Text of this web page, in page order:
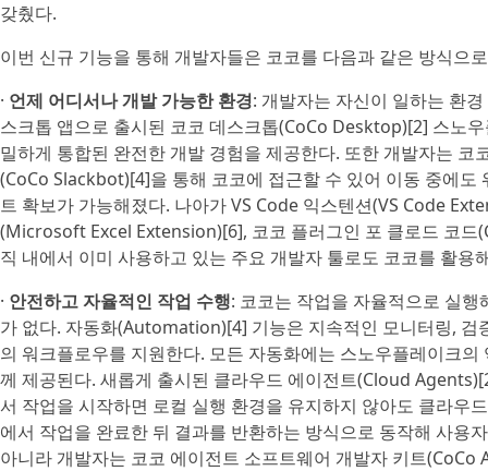
갖췄다.
이번 신규 기능을 통해 개발자들은 코코를 다음과 같은 방식으
· 언제 어디서나 개발 가능한 환경: 개발자는 자신이 일하는 환
스크톱 앱으로 출시된 코코 데스크톱(CoCo Desktop)[2] 스노
밀하게 통합된 완전한 개발 경험을 제공한다. 또한 개발자는
(CoCo Slackbot)[4]을 통해 코코에 접근할 수 있어 이동 중에
트 확보가 가능해졌다. 나아가 VS Code 익스텐션(VS Code
(Microsoft Excel Extension)[6], 코코 플러그인 포 클로드 코
직 내에서 이미 사용하고 있는 주요 개발자 툴로도 코코를 활용
· 안전하고 자율적인 작업 수행: 코코는 작업을 자율적으로 실
가 없다. 자동화(Automation)[4] 기능은 지속적인 모니터링, 검
의 워크플로우를 지원한다. 모든 자동화에는 스노우플레이크
께 제공된다. 새롭게 출시된 클라우드 에이전트(Cloud
서 작업을 시작하면 로컬 실행 환경을 유지하지 않아도 클라우
에서 작업을 완료한 뒤 결과를 반환하는 방식으로 동작해 사용
아니라 개발자는 코코 에이전트 소프트웨어 개발자 키트